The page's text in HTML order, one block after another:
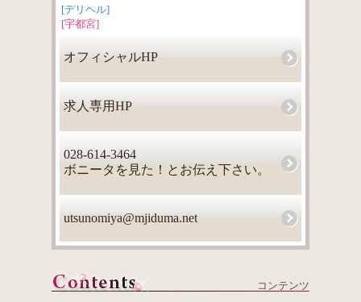
[デリヘル]
[宇都宮]
オフィシャルHP
求人専用HP
028-614-3464
ボニータを見た！とお伝え下さい。
utsunomiya@mjiduma.net
コンテンツ